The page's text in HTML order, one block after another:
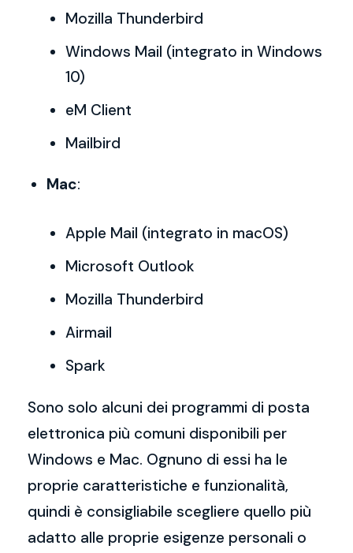
Mozilla Thunderbird
Windows Mail (integrato in Windows
10)
eM Client
Mailbird
Mac:
Apple Mail (integrato in macOS)
Microsoft Outlook
Mozilla Thunderbird
Airmail
Spark
Sono solo alcuni dei programmi di posta
elettronica più comuni disponibili per
Windows e Mac. Ognuno di essi ha le
proprie caratteristiche e funzionalità,
quindi è consigliabile scegliere quello più
adatto alle proprie esigenze personali o